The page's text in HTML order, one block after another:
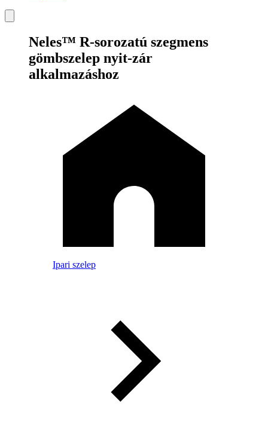
Neles™ R-sorozatú szegmens
gömbszelep nyit-zár
alkalmazáshoz
Ipari szelep